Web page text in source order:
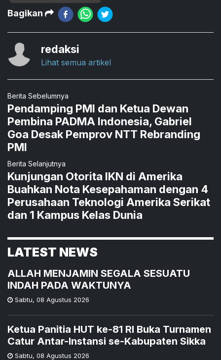
Bagikan
redaksi
Lihat semua artikel
Berita Sebelumnya
Pendamping PMI dan Ketua Dewan
Pembina PADMA Indonesia, Gabriel
Goa Desak Pemprov NTT Rebranding
PMI
Berita Selanjutnya
Kunjungan Otorita IKN di Amerika
Buahkan Nota Kesepahaman dengan 4
Perusahaan Teknologi Amerika Serikat
dan 1 Kampus Kelas Dunia
LATEST NEWS
ALLAH MENJAMIN SEGALA SESUATU
INDAH PADA WAKTUNYA
Sabtu, 08 Agustus 2026
Ketua Panitia HUT ke-81 RI Buka Turnamen
Catur Antar-Instansi se-Kabupaten Sikka
Sabtu, 08 Agustus 2026